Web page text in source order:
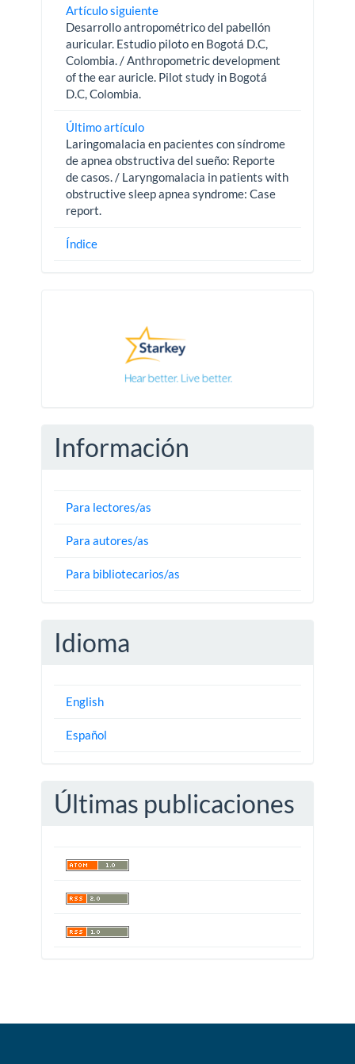
Artículo siguiente
Desarrollo antropométrico del pabellón
auricular. Estudio piloto en Bogotá D.C,
Colombia. / Anthropometric development
of the ear auricle. Pilot study in Bogotá
D.C, Colombia.
Último artículo
Laringomalacia en pacientes con síndrome
de apnea obstructiva del sueño: Reporte
de casos. / Laryngomalacia in patients with
obstructive sleep apnea syndrome: Case
report.
Índice
Información
Para lectores/as
Para autores/as
Para bibliotecarios/as
Idioma
English
Español
Últimas publicaciones